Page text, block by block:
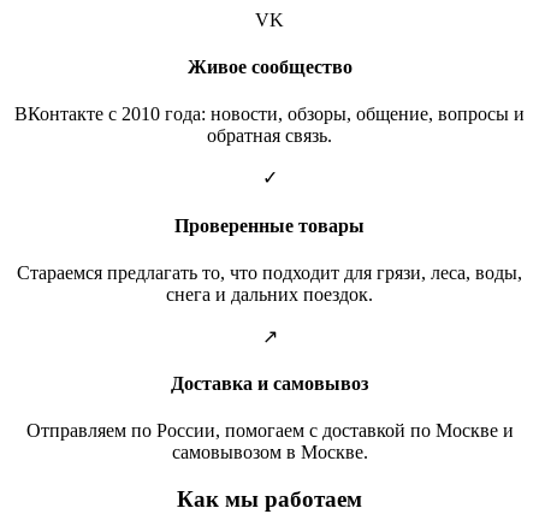
VK
Живое сообщество
ВКонтакте с 2010 года: новости, обзоры, общение, вопросы и
обратная связь.
✓
Проверенные товары
Стараемся предлагать то, что подходит для грязи, леса, воды,
снега и дальних поездок.
↗
Доставка и самовывоз
Отправляем по России, помогаем с доставкой по Москве и
самовывозом в Москве.
Как мы работаем